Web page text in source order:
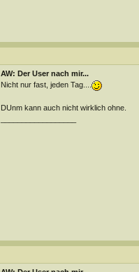
AW: Der User nach mir...
Nicht nur fast, jeden Tag....
DUnm kann auch nicht wirklich ohne.